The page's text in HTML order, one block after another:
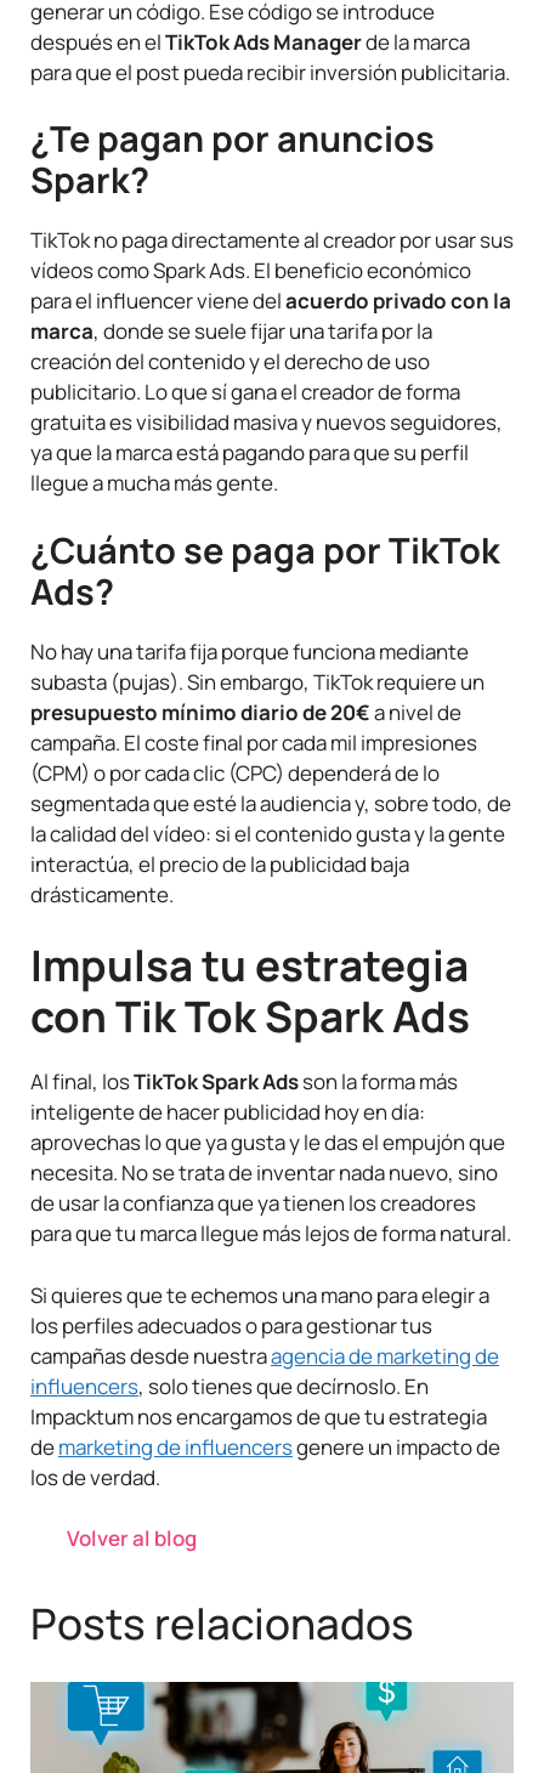
generar un código. Ese código se introduce
después en elTikTok Ads Managerde la marca
para que el post pueda recibir inversión publicitaria.
¿Te pagan por anuncios
Spark?
TikTok no paga directamente al creador por usar sus
vídeos como Spark Ads. El beneficio económico
para el influencer viene delacuerdo privado con la
marca, donde se suele fijar una tarifa por la
creación del contenido y el derecho de uso
publicitario. Lo que sí gana el creador de forma
gratuita es visibilidad masiva y nuevos seguidores,
ya que la marca está pagando para que su perfil
llegue a mucha más gente.
¿Cuánto se paga por TikTok
Ads?
No hay una tarifa fija porque funciona mediante
subasta (pujas). Sin embargo, TikTok requiere un
presupuesto mínimo diario de 20€a nivel de
campaña. El coste final por cada mil impresiones
(CPM) o por cada clic (CPC) dependerá de lo
segmentada que esté la audiencia y, sobre todo, de
la calidad del vídeo: si el contenido gusta y la gente
interactúa, el precio de la publicidad baja
drásticamente.
Impulsa tu estrategia
con Tik Tok Spark Ads
Al final, losTikTok Spark Adsson la forma más
inteligente de hacer publicidad hoy en día:
aprovechas lo que ya gusta y le das el empujón que
necesita. No se trata de inventar nada nuevo, sino
de usar la confianza que ya tienen los creadores
para que tu marca llegue más lejos de forma natural.
Si quieres que te echemos una mano para elegir a
los perfiles adecuados o para gestionar tus
campañas desde nuestraagencia de marketing de
influencers, solo tienes que decírnoslo. En
Impacktum nos encargamos de que tu estrategia
demarketing de influencersgenere un impacto de
los de verdad.
Volver al blog
Posts relacionados